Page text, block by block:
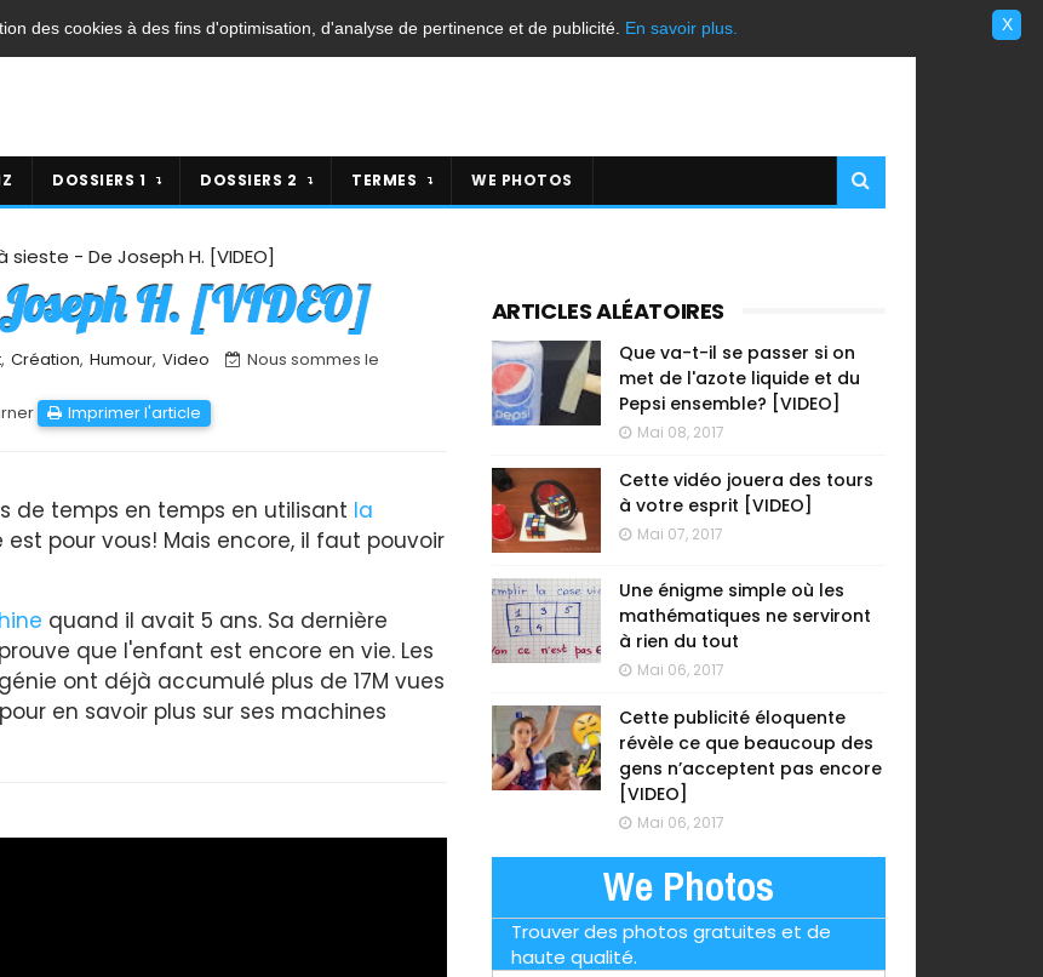
DOSSIERS 1 DOSSIERS 2 TERMES WE PHOTOS
sieste - De Joseph H. [VIDEO]
H. [VIDEO]
, Création, Humour, Video
Nous sommes le
Imprimer l'article
de temps en temps en utilisant la
pour vous! Mais encore, il faut pouvoir
quand il avait 5 ans. Sa dernière
que l'enfant est encore en vie. Les
ont déjà accumulé plus de 17M vues
pour en savoir plus sur ses machines
ARTICLES ALÉATOIRES
Que va-t-il se passer si on
met de l'azote liquide et du
Pepsi ensemble? [VIDEO]
Mai 08, 2017
Cette vidéo jouera des tours
à votre esprit [VIDEO]
Mai 07, 2017
Une énigme simple où les
mathématiques ne serviront
à rien du tout
Mai 06, 2017
Cette publicité éloquente
révèle ce que beaucoup des
gens n’acceptent pas encore
[VIDEO]
Mai 06, 2017
We Photos
Trouver des photos gratuites et de
haute qualité.
X
des cookies à des fins d'optimisation, d'analyse de pertinence et de publicité. En savoir plus.